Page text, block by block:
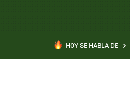
HOY SE HABLA DE